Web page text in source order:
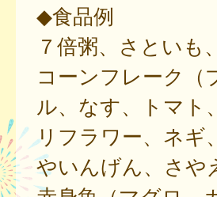
◆食品例
７倍粥、さとい
コーンフレーク（
ル、なす、トマト
リフラワー、ネギ
やいんげん、さや